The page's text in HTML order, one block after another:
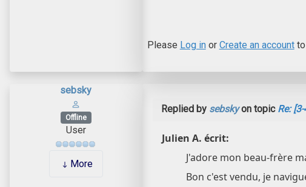
Please Log inor Create an accountto
sebsky
Offline
User
More
Replied by sebskyon topic Re:
Julien A. écrit:
J'adore mon beau-frère
Bon c'est vendu, je